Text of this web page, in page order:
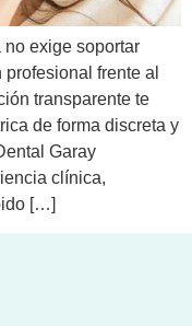
exige soportar
frente al
transparente te
de forma discreta y
Garay
clínica,
[…]